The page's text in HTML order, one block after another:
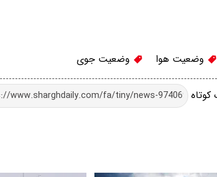
وضعیت هوا وضعیت جوی
کوتاه